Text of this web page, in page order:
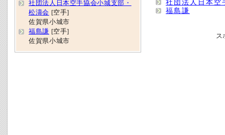
社団法人日本空
福島謙
ス
社団法人日本空手協会小城支部・
松濤会 [空手]
佐賀県小城市
福島謙 [空手]
佐賀県小城市